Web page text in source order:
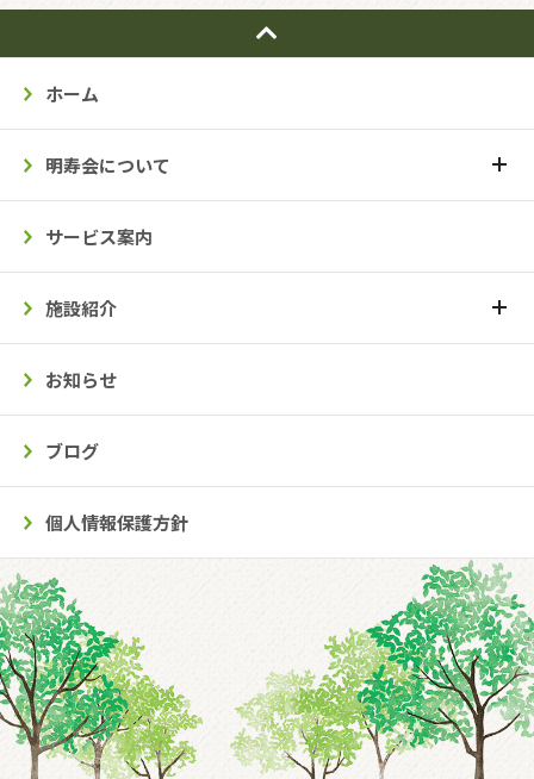
ホーム
明寿会について
サービス案内
施設紹介
お知らせ
ブログ
個人情報保護方針